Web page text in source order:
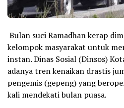
Bulan suci Ramadhan kerap
kelompok masyarakat untuk
instan. Dinas Sosial (Dinsos)
adanya tren kenaikan drastis
pengemis (gepeng) yang
kali mendekati bulan puasa.